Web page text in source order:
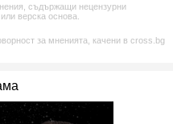
съдържащи нецензурни
верска основа.
за мненията, качени в cross.bg